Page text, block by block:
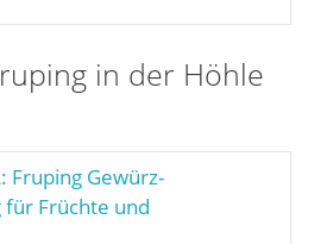
in der Höhle